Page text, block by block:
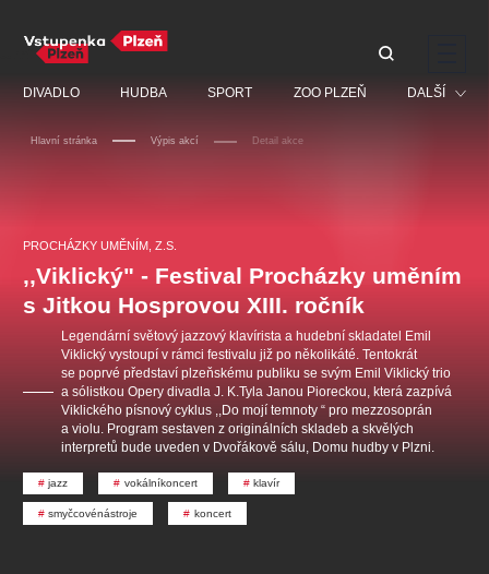
DIVADLO HUDBA SPORT ZOO PLZEŇ DALŠÍ
Ostatní
Kino
Hlavní stránka Výpis akcí Detail akce
PROCHÁZKY UMĚNÍM, Z.S.
,,Viklický" - Festival Procházky uměním
s Jitkou Hosprovou XIII. ročník
Legendární světový jazzový klavírista a hudební skladatel Emil
Viklický vystoupí v rámci festivalu již po několikáté. Tentokrát
se poprvé představí plzeňskému publiku se svým Emil Viklický trio
a sólistkou Opery divadla J. K.Tyla Janou Pioreckou, která zazpívá
Viklického písnový cyklus ,,Do mojí temnoty “ pro mezzosoprán
a violu. Program sestaven z originálních skladeb a skvělých
interpretů bude uveden v Dvořákově sálu, Domu hudby v Plzni.
jazz vokálníkoncert klavír
smyčcovénástroje koncert
Doporučujeme
JARO EVENT s.r.o.
Centrální rezervační
Veselá scéna Kalikovský
mlýn
Ostatní hledají
Nejnavštěvovanější
doporučujeme premiéra komedie letníscéna
koncert klasickáhudba zooplzeň